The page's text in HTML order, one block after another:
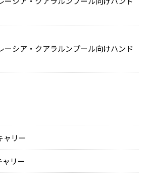
ーシア・クアラルンプール向けハンド
ャリー
ャリー